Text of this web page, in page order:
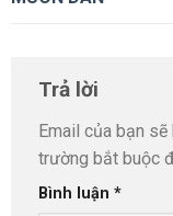
Trả lời
Email của bạn
trường bắt buộc
Bình luận *